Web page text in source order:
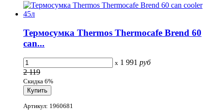
Термосумка Thermos Thermocafe Brend 60
can...
x 1 991 руб
2 119
Скидка 6%
Артикул: 1960681